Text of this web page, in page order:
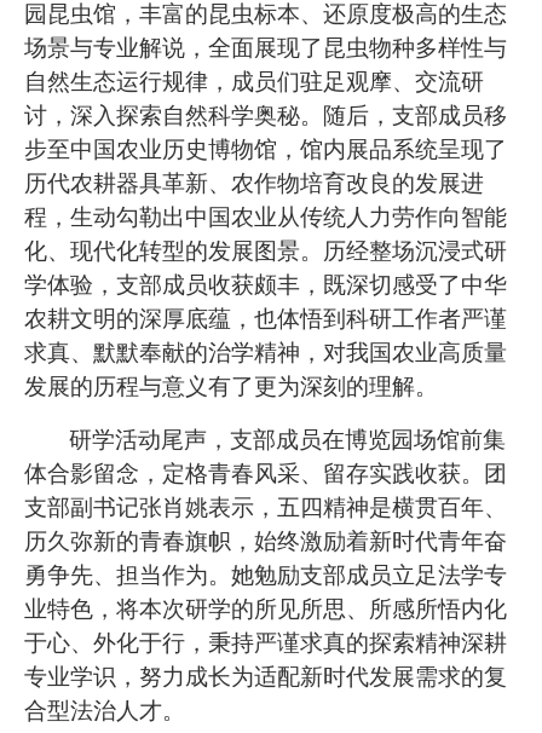
园昆虫馆，丰富的昆虫标本、还原度极高的生态
场景与专业解说，全面展现了昆虫物种多样性与
自然生态运行规律，成员们驻足观摩、交流研
讨，深入探索自然科学奥秘。随后，支部成员移
步至中国农业历史博物馆，馆内展品系统呈现了
历代农耕器具革新、农作物培育改良的发展进
程，生动勾勒出中国农业从传统人力劳作向智能
化、现代化转型的发展图景。历经整场沉浸式研
学体验，支部成员收获颇丰，既深切感受了中华
农耕文明的深厚底蕴，也体悟到科研工作者严谨
求真、默默奉献的治学精神，对我国农业高质量
发展的历程与意义有了更为深刻的理解。
研学活动尾声，支部成员在博览园场馆前集
体合影留念，定格青春风采、留存实践收获。团
支部副书记张肖姚表示，五四精神是横贯百年、
历久弥新的青春旗帜，始终激励着新时代青年奋
勇争先、担当作为。她勉励支部成员立足法学专
业特色，将本次研学的所见所思、所感所悟内化
于心、外化于行，秉持严谨求真的探索精神深耕
专业学识，努力成长为适配新时代发展需求的复
合型法治人才。